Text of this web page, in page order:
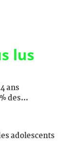
lus
ans
des...
adolescents